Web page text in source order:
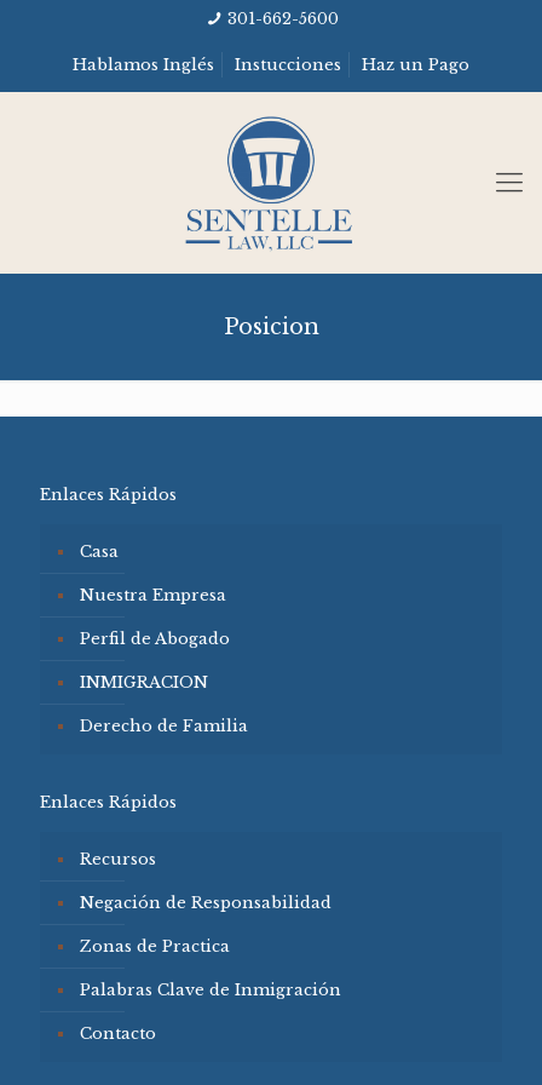
301-662-5600
Hablamos Inglés Instucciones Haz un Pago
Posicion
Enlaces Rápidos
Casa
Nuestra Empresa
Perfil de Abogado
INMIGRACION
Derecho de Familia
Enlaces Rápidos
Recursos
Negación de Responsabilidad
Zonas de Practica
Palabras Clave de Inmigración
Contacto